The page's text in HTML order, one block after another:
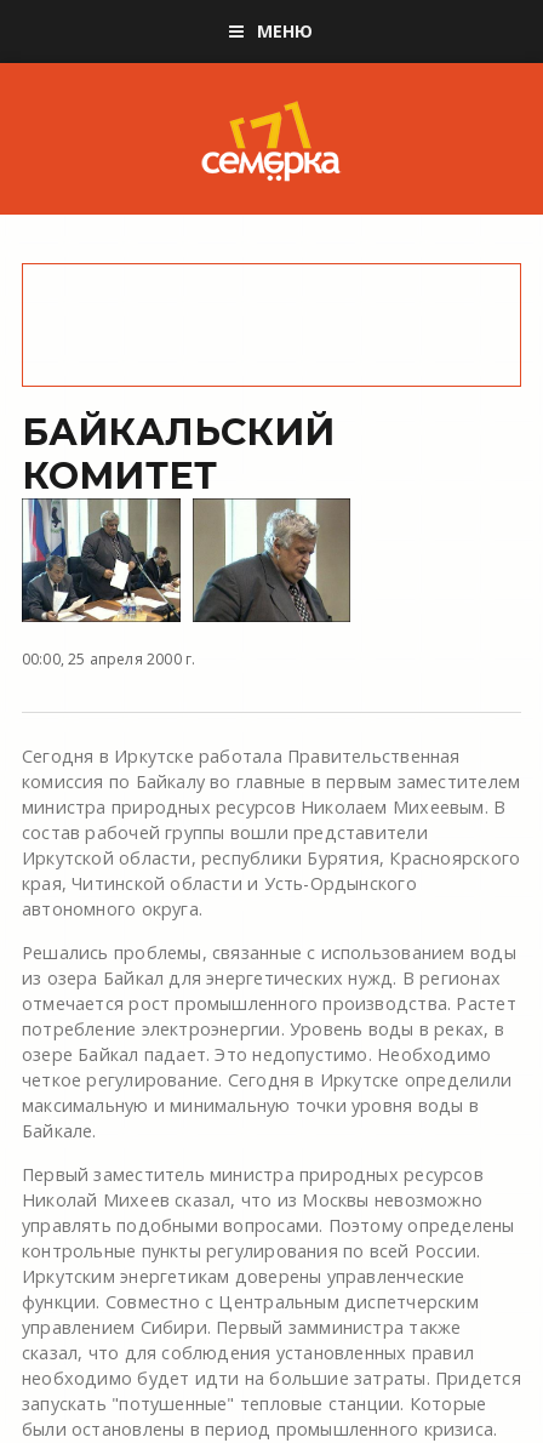
МЕНЮ
БАЙКАЛЬСКИЙ
КОМИТЕТ
00:00, 25 апреля 2000 г.
Сегодня в Иркутске работала Правительственная
комиссия по Байкалу во главные в первым заместителем
министра природных ресурсов Николаем Михеевым. В
состав рабочей группы вошли представители
Иркутской области, республики Бурятия, Красноярского
края, Читинской области и Усть-Ордынского
автономного округа.
Решались проблемы, связанные с использованием воды
из озера Байкал для энергетических нужд. В регионах
отмечается рост промышленного производства. Растет
потребление электроэнергии. Уровень воды в реках, в
озере Байкал падает. Это недопустимо. Необходимо
четкое регулирование. Сегодня в Иркутске определили
максимальную и минимальную точки уровня воды в
Байкале.
Первый заместитель министра природных ресурсов
Николай Михеев сказал, что из Москвы невозможно
управлять подобными вопросами. Поэтому определены
контрольные пункты регулирования по всей России.
Иркутским энергетикам доверены управленческие
функции. Совместно с Центральным диспетчерским
управлением Сибири. Первый замминистра также
сказал, что для соблюдения установленных правил
необходимо будет идти на большие затраты. Придется
запускать "потушенные" тепловые станции. Которые
были остановлены в период промышленного кризиса.